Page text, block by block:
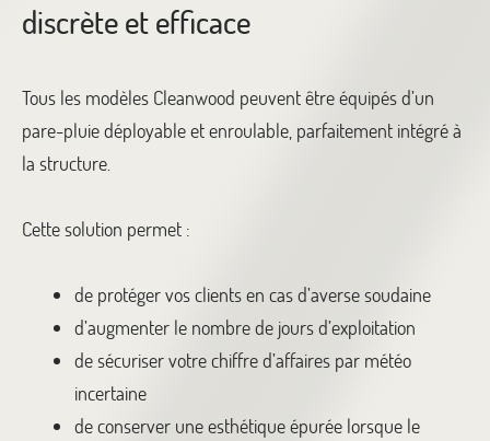
discrète et efficace
Tous les modèles Cleanwood peuvent être équipés d’un
pare-pluie déployable et enroulable, parfaitement intégré à
la structure.
Cette solution permet :
de protéger vos clients en cas d’averse soudaine
d’augmenter le nombre de jours d’exploitation
de sécuriser votre chiffre d’affaires par météo
incertaine
de conserver une esthétique épurée lorsque le